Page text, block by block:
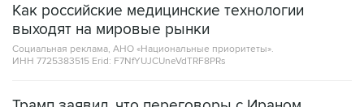
Как российские медицинские технологии
выходят на мировые рынки
Социальная реклама, АНО «Национальные приоритеты».
ИНН 7725383515 Erid: F7NfYUJCUneVdTRF8PRs